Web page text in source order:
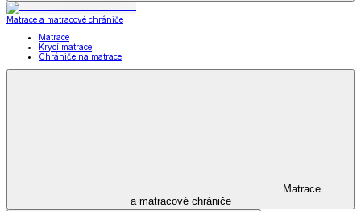
Matrace a matracové chrániče
Matrace
Krycí matrace
Chrániče na matrace
Matrace
a matracové chrániče